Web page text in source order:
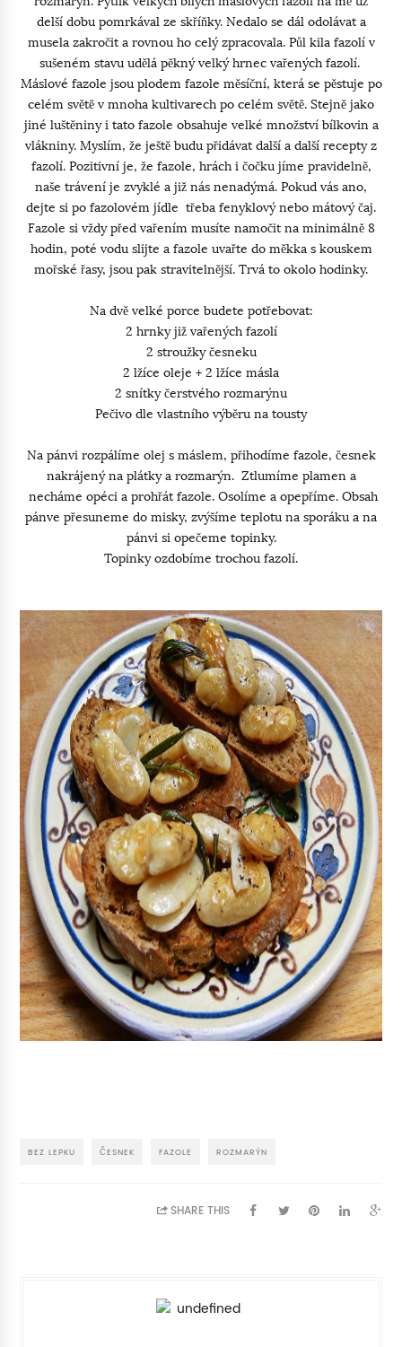
delší dobu pomrkával ze skříňky. Nedalo se dál odolávat a
musela zakročit a rovnou ho celý zpracovala. Půl kila fazolí v
sušeném stavu udělá pěkný velký hrnec vařených fazolí.
Máslové fazole jsou plodem fazole měsíční, která se pěstuje po
celém světě v mnoha kultivarech po celém světě. Stejně jako
jiné luštěniny i tato fazole obsahuje velké množství bílkovin a
vlákniny. Myslím, že ještě budu přidávat další a další recepty z
fazolí. Pozitivní je, že fazole, hrách i čočku jíme pravidelně,
naše trávení je zvyklé a již nás nenadýmá. Pokud vás ano,
dejte si po fazolovém jídle třeba fenyklový nebo mátový čaj.
Fazole si vždy před vařením musíte namočit na minimálně 8
hodin, poté vodu slijte a fazole uvařte do měkka s kouskem
mořské řasy, jsou pak stravitelnější. Trvá to okolo hodinky.
Na dvě velké porce budete potřebovat:
2 hrnky již vařených fazolí
2 stroužky česneku
2 lžíce oleje + 2 lžíce másla
2 snítky čerstvého rozmarýnu
Pečivo dle vlastního výběru na tousty
Na pánvi rozpálíme olej s máslem, přihodíme fazole, česnek
nakrájený na plátky a rozmarýn. Ztlumíme plamen a
necháme opéci a prohřát fazole. Osolíme a opepříme. Obsah
pánve přesuneme do misky, zvýšíme teplotu na sporáku a na
pánvi si opečeme topinky.
Topinky ozdobíme trochou fazolí.
BEZ LEPKU ČESNEK FAZOLE ROZMARÝN
SHARE THIS